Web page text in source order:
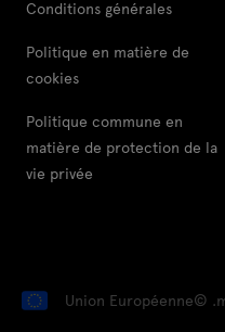
Conditions générales
Politique en matière de
cookies
Politique commune en
matière de protection de la
vie privée
Union Européenne©